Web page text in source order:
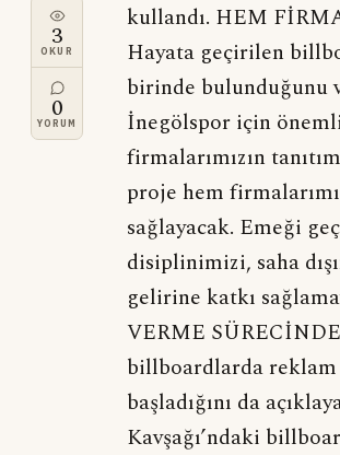
3
OKUR
0
YORUM
kullandı. HEM
Hayata geçirilen
birinde bulunduğunu
İnegölspor için
firmalarımızın
proje hem
sağlayacak. Emeği
disiplinimizi, saha
gelirine katkı
VERME
billboardlarda
başladığını da
Kavşağı’ndaki